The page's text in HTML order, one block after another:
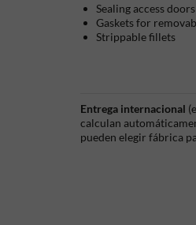
Sealing access doors
Gaskets for
Strippable fillets
Entrega internacional
calculan
pueden elegir fábrica